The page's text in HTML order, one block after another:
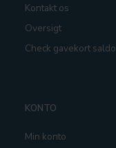
Kontakt os
Oversigt
Check gavekort saldo
KONTO
Min konto